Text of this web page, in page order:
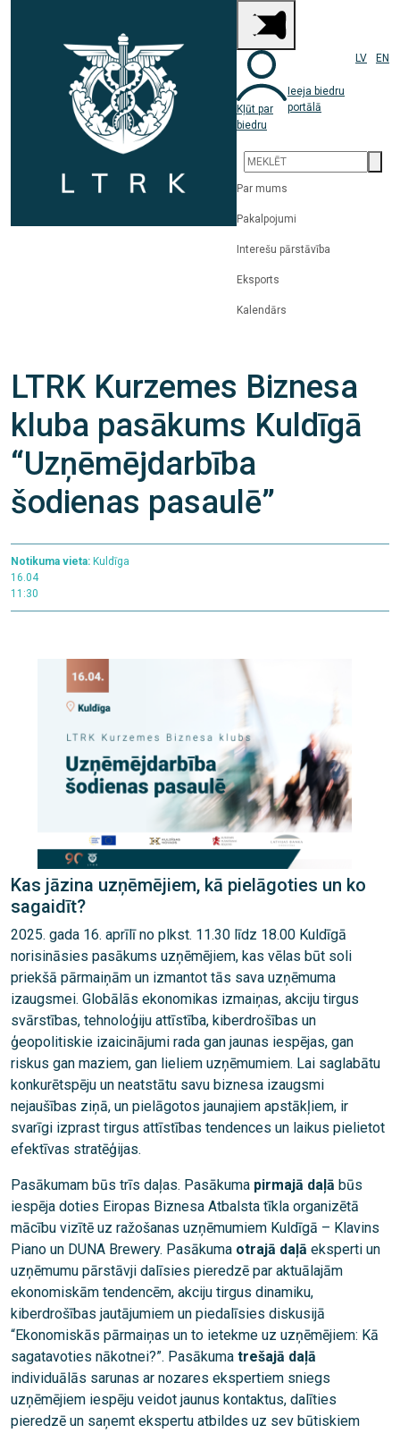
Kļūt par
biedru
Ieeja biedru
portālā
LV EN
Par mums
Pakalpojumi
Interešu pārstāvība
Eksports
Kalendārs
LTRK Kurzemes Biznesa
kluba pasākums Kuldīgā
“Uzņēmējdarbība
šodienas pasaulē”
Notikuma vieta: Kuldīga
16.04
11:30
Kas jāzina uzņēmējiem, kā pielāgoties un ko
sagaidīt?
2025. gada 16. aprīlī no plkst. 11.30 līdz 18.00 Kuldīgā
norisināsies pasākums uzņēmējiem, kas vēlas būt soli
priekšā pārmaiņām un izmantot tās sava uzņēmuma
izaugsmei. Globālās ekonomikas izmaiņas, akciju tirgus
svārstības, tehnoloģiju attīstība, kiberdrošības un
ģeopolitiskie izaicinājumi rada gan jaunas iespējas, gan
riskus gan maziem, gan lieliem uzņēmumiem. Lai saglabātu
konkurētspēju un neatstātu savu biznesa izaugsmi
nejaušības ziņā, un pielāgotos jaunajiem apstākļiem, ir
svarīgi izprast tirgus attīstības tendences un laikus pielietot
efektīvas stratēģijas.
Pasākumam būs trīs daļas. Pasākuma pirmajā daļā būs
iespēja doties Eiropas Biznesa Atbalsta tīkla organizētā
mācību vizītē uz ražošanas uzņēmumiem Kuldīgā – Klavins
Piano un DUNA Brewery. Pasākuma otrajā daļā eksperti un
uzņēmumu pārstāvji dalīsies pieredzē par aktuālajām
ekonomiskām tendencēm, akciju tirgus dinamiku,
kiberdrošības jautājumiem un piedalīsies diskusijā
“Ekonomiskās pārmaiņas un to ietekme uz uzņēmējiem: Kā
sagatavoties nākotnei?”. Pasākuma trešajā daļā
individuālās sarunas ar nozares ekspertiem sniegs
uzņēmējiem iespēju veidot jaunus kontaktus, dalīties
pieredzē un saņemt ekspertu atbildes uz sev būtiskiem